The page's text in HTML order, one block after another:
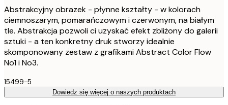
Abstrakcyjny obrazek - płynne kształty - w kolorach
ciemnoszarym, pomarańczowym i czerwonym, na białym
tle. Abstrakcja pozwoli ci uzyskać efekt zbliżony do galerii
sztuki - a ten konkretny druk stworzy idealnie
skomponowany zestaw z grafikami Abstract Color Flow
No1 i No3.
15499-5
Dowiedz się więcej o naszych produktach